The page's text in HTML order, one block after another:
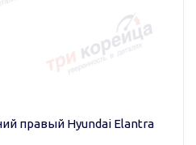
правый Hyundai Elantra